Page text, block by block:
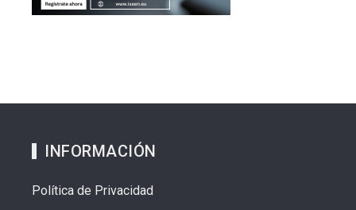
INFORMACIÓN
Política de Privacidad